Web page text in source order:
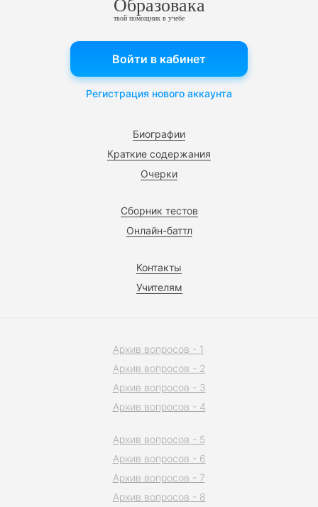
Образовака
твой помощник в учебе
Биографии
Краткие содержания
Очерки
Сборник тестов
Онлайн-баттл
Контакты
Учителям
Войти в кабинет
Регистрация нового аккаунта
Архив вопросов - 1
Архив вопросов - 2
Архив вопросов - 3
Архив вопросов - 4
Архив вопросов - 5
Архив вопросов - 6
Архив вопросов - 7
Архив вопросов - 8